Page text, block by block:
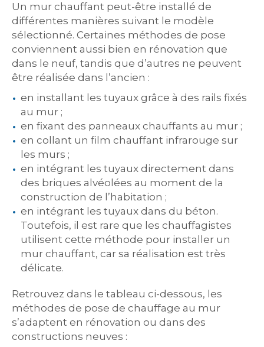
Un mur chauffant peut-être installé de
différentes manières suivant le modèle
sélectionné. Certaines méthodes de pose
conviennent aussi bien en rénovation que
dans le neuf, tandis que d’autres ne peuvent
être réalisée dans l’ancien :
en installant les tuyaux grâce à des rails fixés
au mur ;
en fixant des panneaux chauffants au mur ;
en collant un film chauffant infrarouge sur
les murs ;
en intégrant les tuyaux directement dans
des briques alvéolées au moment de la
construction de l’habitation ;
en intégrant les tuyaux dans du béton.
Toutefois, il est rare que les chauffagistes
utilisent cette méthode pour installer un
mur chauffant, car sa réalisation est très
délicate.
Retrouvez dans le tableau ci-dessous, les
méthodes de pose de chauffage au mur
s’adaptent en rénovation ou dans des
constructions neuves :